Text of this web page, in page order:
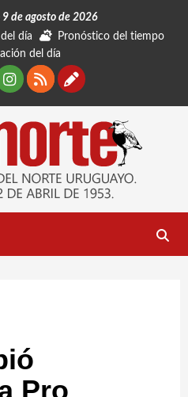
de agosto de 2026
día
Pronóstico del tiempo
del día
Instagram
RSSContáctanos
Pro